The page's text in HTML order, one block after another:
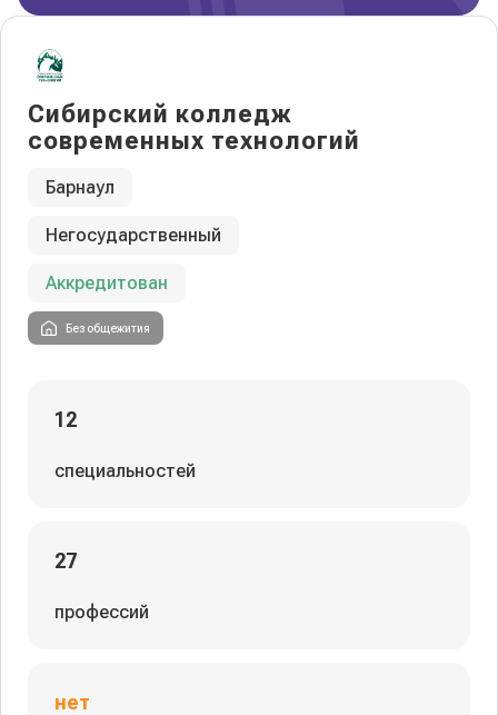
Сибирский колледж
современных технологий
Барнаул
Негосударственный
Аккредитован
Без общежития
12
специальностей
27
профессий
нет